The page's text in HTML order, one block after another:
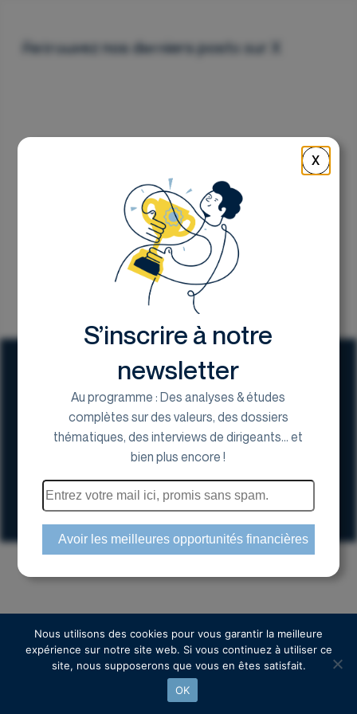
17 Avenue George V, 75008 Paris
Espace actionnaire
Copyright © 2024 Euroland Corporate
Retrouvez nos derniers posts sur X
X
S’inscrire à notre
newsletter
Au programme : Des analyses & études
complètes sur des valeurs, des dossiers
thématiques, des interviews de dirigeants... et
bien plus encore !
Nous utilisons des cookies pour vous garantir la meilleure
expérience sur notre site web. Si vous continuez à utiliser ce
site, nous supposerons que vous en êtes satisfait.
OK